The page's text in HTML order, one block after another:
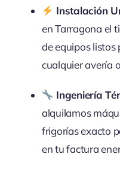
Instalación
en Tarragona el
de equipos listos
cualquier avería
Ingeniería
alquilamos
frigorías exacto
en tu factura